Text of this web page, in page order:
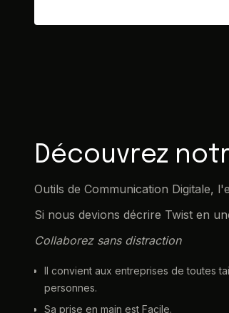
Découvrez
Outils de Communication Digitale,
Si nous devions décrire Twist en
Collaborez sans distraction
Il convient aux entreprises de toutes
personnes.
Sa prise en main est Facile.